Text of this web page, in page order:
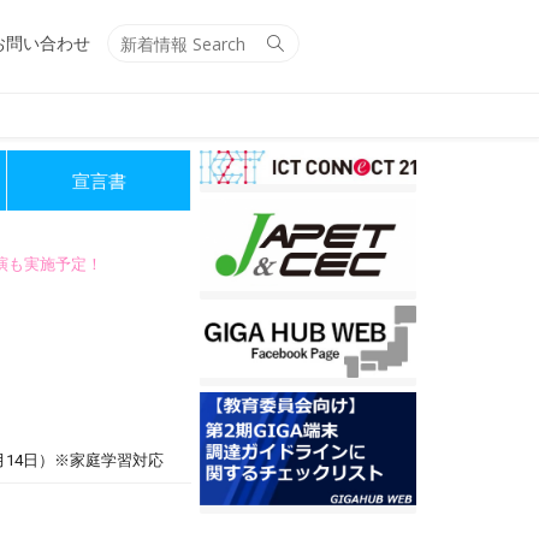
Search
問い合わせ
宣言書
実施予定！
14日）※家庭学習対応